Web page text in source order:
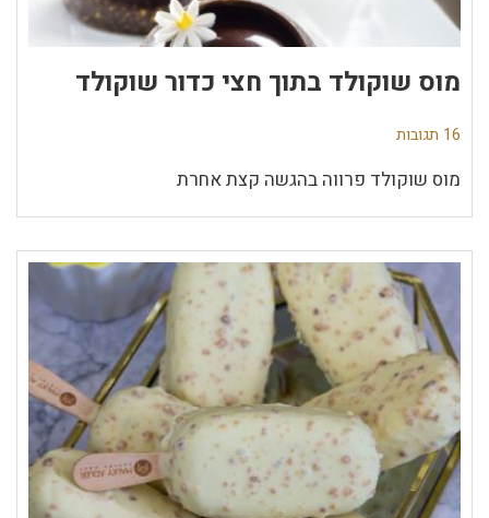
מוס שוקולד בתוך חצי כדור שוקולד
16 תגובות
מוס שוקולד פרווה בהגשה קצת אחרת